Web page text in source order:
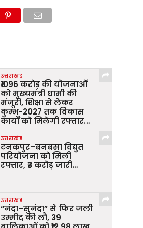
उत्तराखंड
₹1096 करोड़ की योजनाओं
को मुख्यमंत्री धामी की
मंजूरी, शिक्षा से लेकर
कुम्भ-2027 तक विकास
कार्यों को मिलेगी रफ्तार…
उत्तराखंड
टनकपुर–बनबसा विद्युत
परियोजना को मिली
रफ्तार, ₹3 करोड़ जारी…
उत्तराखंड
“नंदा–सुनंदा” से फिर जली
उम्मीद की लौ, 39